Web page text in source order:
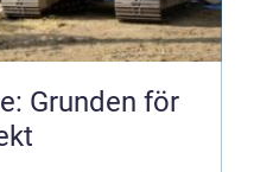
Grunden för